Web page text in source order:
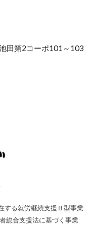
田第2コーポ101～103
する就労継続支援Ｂ型事業
総合支援法に基づく事業